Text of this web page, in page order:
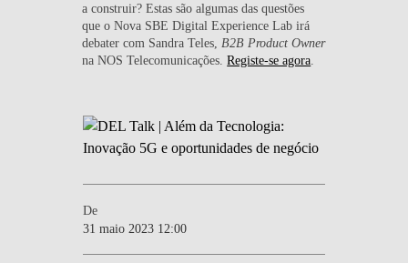
a construir? Estas são algumas das questões
que o Nova SBE Digital Experience Lab irá
debater com Sandra Teles, B2B Product Owner
na NOS Telecomunicações.Registe-se agora
De
31 maio 2023 12:00